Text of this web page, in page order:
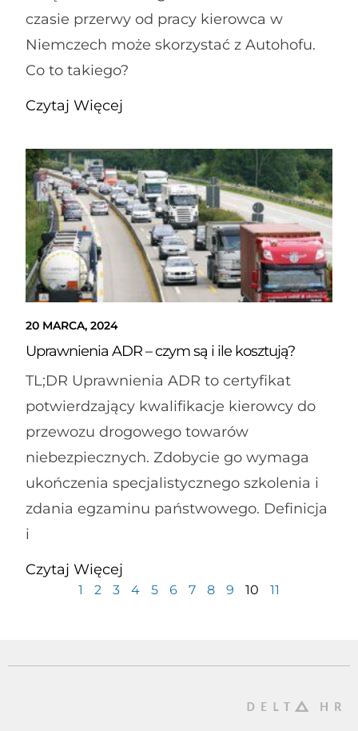
czasie przerwy od pracy kierowca w
Niemczech może skorzystać z Autohofu.
Co to takiego?
Czytaj Więcej
Uprawnienia ADR – czym są i ile kosztują?
20 MARCA, 2024
TL;DR Uprawnienia ADR to certyfikat
potwierdzający kwalifikacje kierowcy do
przewozu drogowego towarów
niebezpiecznych. Zdobycie go wymaga
ukończenia specjalistycznego szkolenia i
zdania egzaminu państwowego. Definicja
i
Czytaj Więcej
1 2 3 4 5 6 7 8 9 10 11